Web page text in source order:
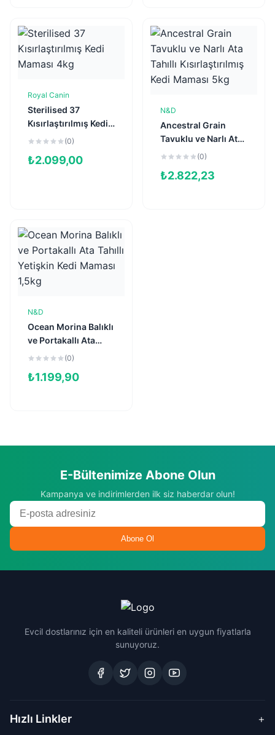
Sepete Ekle
Royal Canin
Sterilised 37
Kısırlaştırılmış Kedi
Maması 4kg
(0)
₺2.099,00
N&D
Ancestral Grain
Tavuklu ve Narlı Ata
Tahıllı
Maması 5kg
(0)
₺2.822,23
N&D
Ocean Morina Balıklı
ve Portakallı Ata
Tahıllı Yetişkin Kedi
(0)
₺1.199,90
E-Bültenimize Abone Olun
Kampanya ve indirimlerden ilk siz haberdar olun!
Abone Ol
Evcil dostlarınız için en kaliteli ürünleri en uygun fiyatlarla
sunuyoruz.
Hızlı Linkler +